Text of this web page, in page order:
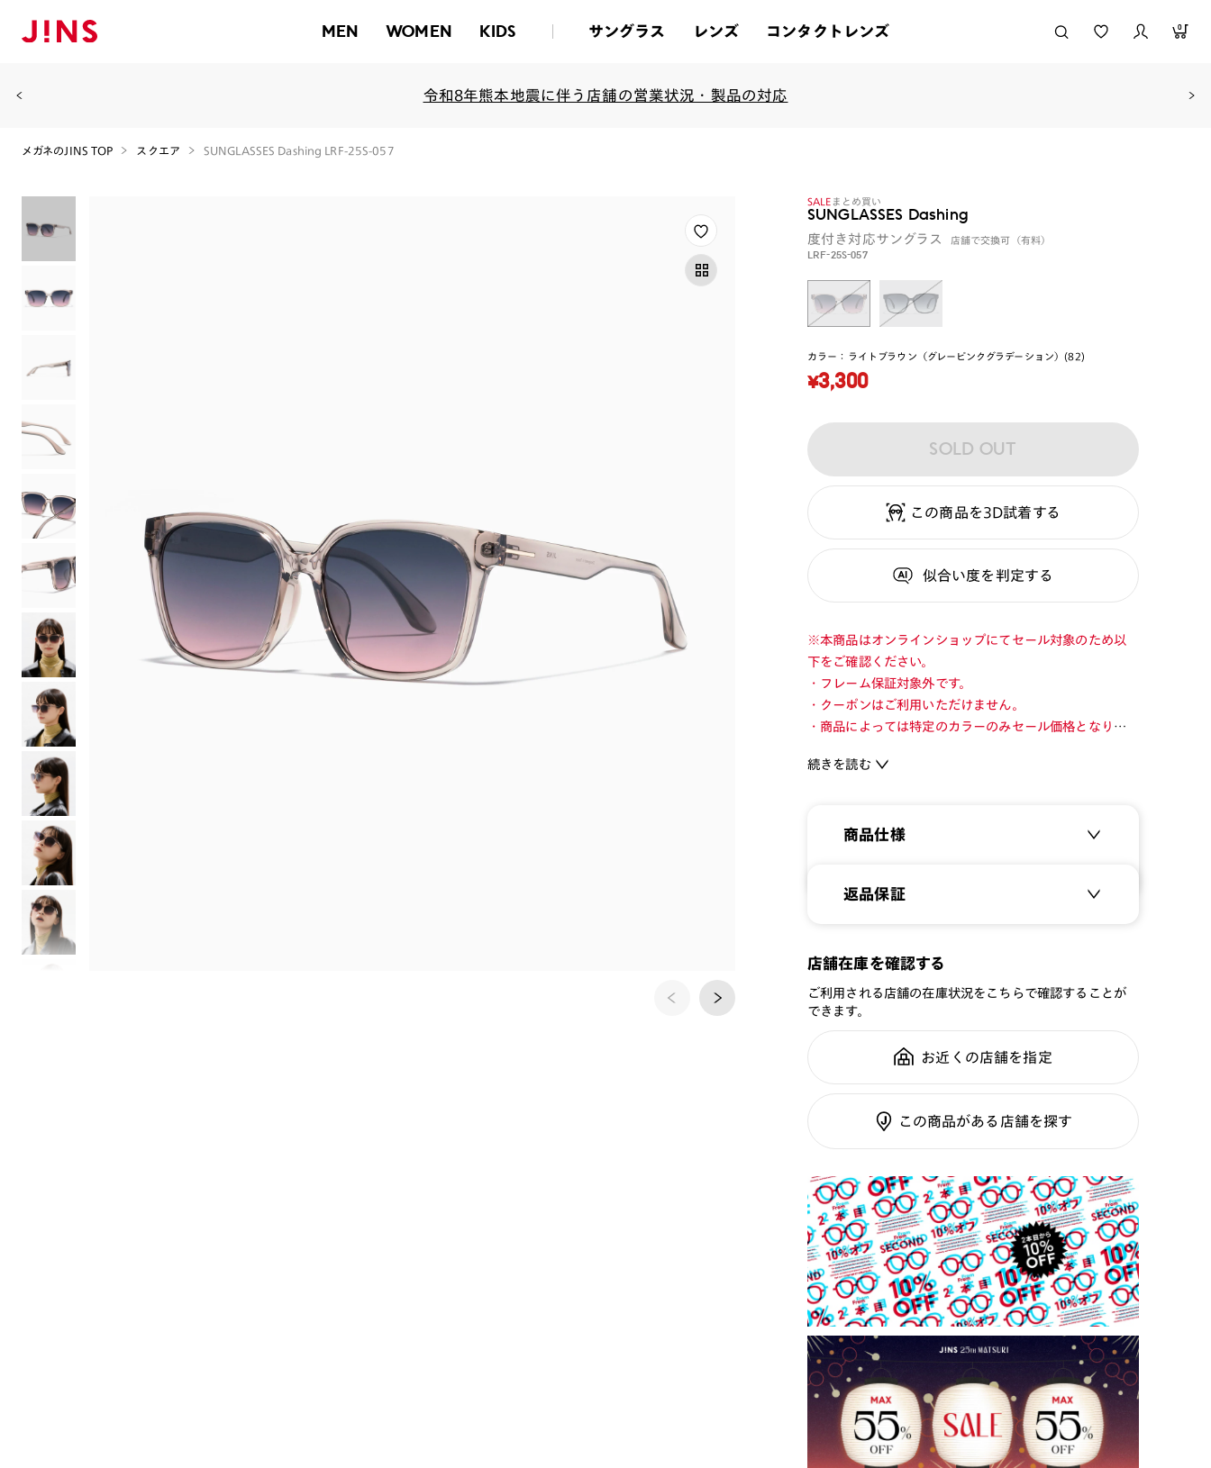
MEN WOMEN KIDS サングラス レンズ コンタクトレンズ 0
令和8年熊本地震に伴う店舗の営業状況・製品の対応
メガネのJINS TOP スクエア SUNGLASSES Dashing LRF-25S-057
カラー： ライトブラウン（グレーピンクグラデーション）(82)
¥3,300
SALE まとめ買い
SUNGLASSES Dashing
度付き対応サングラス
店舗で交換可（有料）
LRF-25S-057
SOLD OUT
この商品を3D試着する
似合い度を判定する
※本商品はオンラインショップにてセール対象のため以
下をご確認ください。
・フレーム保証対象外です。
・クーポンはご利用いただけません。
・商品によっては特定のカラーのみセール価格となりま
・店舗とオンラインショップで価格が異なる場合があり
す。店舗でご購入の場合は店頭価格をご確認ください。
ておりません。
（別途レンズ交換代・オプションレンズ代がかかります
のでご注意ください。）
世界で長く愛されるデザインを施した王道のサングラ
ス。
-レンズ-
[紫外線透過率]
0.1%以下
COLOR 82：14.5%
COLOR 94：15%
使用上の注意
・肌に合わない時は使用を中止して医師に相談して下さ
い
・薄暮・夜間の運転または道路では使用しないで下さい
・トンネルや暗いところでは使用しないで下さい
・高温の場所での使用・保管はしないで下さい
・通常使用での有害な紫外線を防ぐ事は出来ますが、溶接
などの遮光レンズとして使用しないで下さい
・強い衝撃から顔や目を保護するものではありません
・硬いものとの接触は避けて下さい
続きを読む
商品仕様
商品名：
重さ：
スタイル： スクエア
シリーズ： TODAY
WOMEN
鼻パッド： フレーム一体型
フレーム素材：
フロント：樹脂
証条件あり
返品保証
サングラス商品でも、レンズ交換を
理のご相談もいつでもお気軽に
ご利用ガイド
店舗在庫を確認する
ご利用される店舗の在庫状況をこちらで確認することが
できます。
お近くの店舗を指定
この商品がある店舗を探す